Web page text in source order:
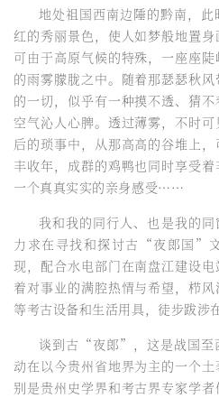
地处祖国西南边陲的黔南，
红的秀丽景色，使人如梦般地置身
可由于高原气候的特殊，一座座
的雨雾朦胧之中。随着那瑟瑟秋
的一切，似乎有一种摸不透、猜
空气沁人心脾。透过薄雾，不时
后的琐事中，从那高高的谷堆上
丰收年，成群的鸡鸭也同时享受
一个真真实实的亲身感受……
我和我的同行人、也是我的
力求在寻找和探讨古“夜郎国”
现，配合水电部门在南盘江建设
着对事业的满腔热情与希望，栉
等考古设备和生活用具，徒步跋涉
谈到古“夜郎”，这是战国至
动在以今贵州省地界为主的一个
别是贵州史学界和考古界专家学